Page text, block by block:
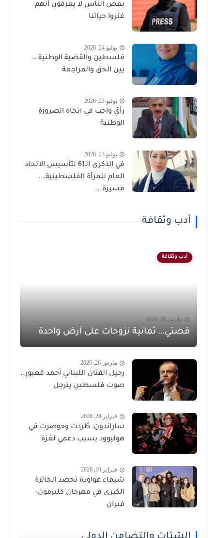
بعض الناس لا يعرفون أنهم
غيّروا حياتنا
يوليو 24, 2026
فلسطين والقضية الوطنية...
بين الحق والمراجعة
يوليو 23, 2026
رأيٌ واجب في اتجاه الضرورة
الوطنية
يوليو 23, 2026
في الذكرى الـ61 لتأسيس الاتحاد
العام للمرأة الفلسطينية...
مسيرة...
أدب وثقافة
أدب وثقافة
مارس 26, 2026
قصتي… ثمانية نزوحات على أرض واحدة
مارس 26, 2026
رحيل الفنان اللبناني أحمد قعبور..
صوت فلسطين يترجل
فبراير 28, 2026
ساراندون: طُردت وحوصرت في
هوليوود بسبب دعمي لغزة
فبراير 10, 2026
شيماء عواودة تحصد الجائزة
الكبرى في مهرجان كليرمون-
فيران